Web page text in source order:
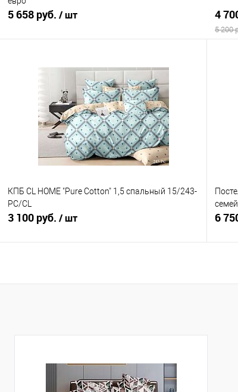
5 658 руб. / шт
Купить в 1 клик
Сравнение
В избранное
В наличии
4
5 200
КПБ CL HOME "Pure Cotton" 1,5 спальный 15/243-
PC/CL
3 100 руб. / шт 6